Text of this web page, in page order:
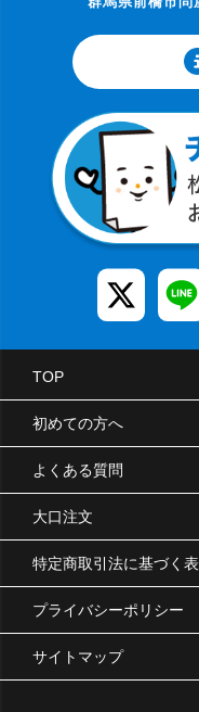
TOP
初めての方へ
よくある質問
大口注文
特定商取引法に基づく
プライバシーポリシー
サイトマップ